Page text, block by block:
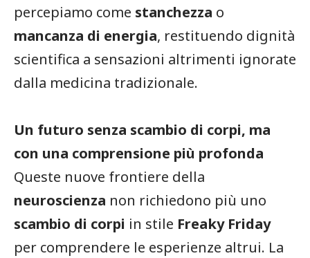
percepiamo come stanchezza o
mancanza di energia, restituendo dignità
scientifica a sensazioni altrimenti ignorate
dalla medicina tradizionale.
Un futuro senza scambio di corpi, ma
con una comprensione più profonda
Queste nuove frontiere della
neuroscienza non richiedono più uno
scambio di corpi in stile Freaky Friday
per comprendere le esperienze altrui. La